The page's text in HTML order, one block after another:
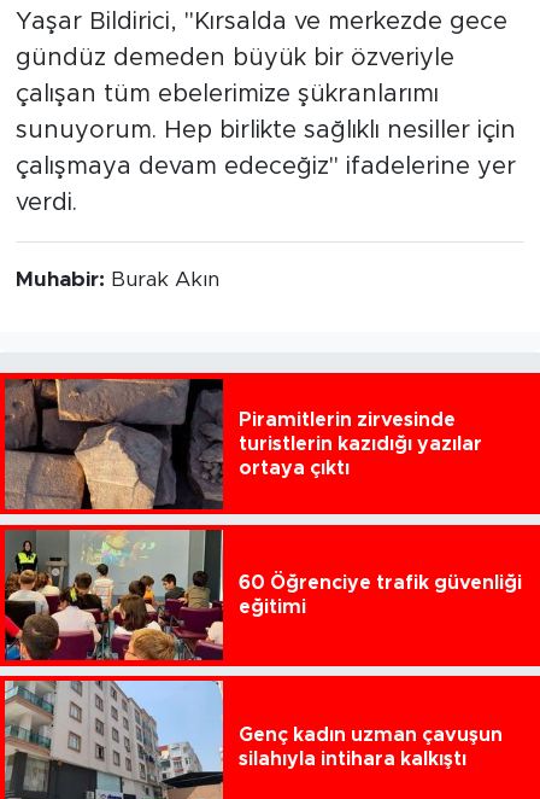
Yaşar Bildirici, "Kırsalda ve merkezde gece
gündüz demeden büyük bir özveriyle
çalışan tüm ebelerimize şükranlarımı
sunuyorum. Hep birlikte sağlıklı nesiller için
çalışmaya devam edeceğiz" ifadelerine yer
verdi.
Muhabir: Burak Akın
Piramitlerin zirvesinde
turistlerin kazıdığı yazılar
ortaya çıktı
60 Öğrenciye trafik güvenliği
eğitimi
Genç kadın uzman çavuşun
silahıyla intihara kalkıştı